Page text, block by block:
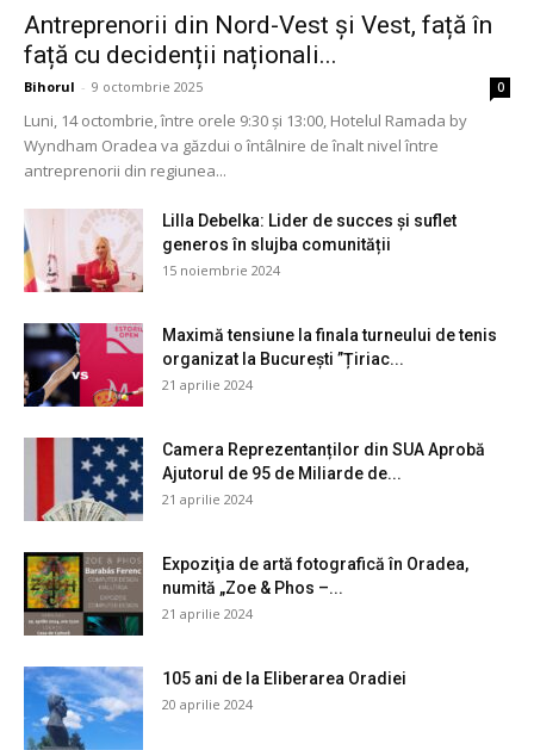
Antreprenorii din Nord-Vest și Vest, față în
față cu decidenții naționali...
Bihorul - 9 octombrie 2025 0
Luni, 14 octombrie, între orele 9:30 și 13:00, Hotelul Ramada by
Wyndham Oradea va găzdui o întâlnire de înalt nivel între
antreprenorii din regiunea...
Lilla Debelka: Lider de succes și suflet
generos în slujba comunității
15 noiembrie 2024
Maximă tensiune la finala turneului de tenis
organizat la București ”Țiriac...
21 aprilie 2024
Camera Reprezentanților din SUA Aprobă
Ajutorul de 95 de Miliarde de...
21 aprilie 2024
Expoziţia de artă fotografică în Oradea,
numită „Zoe & Phos –...
21 aprilie 2024
105 ani de la Eliberarea Oradiei
20 aprilie 2024